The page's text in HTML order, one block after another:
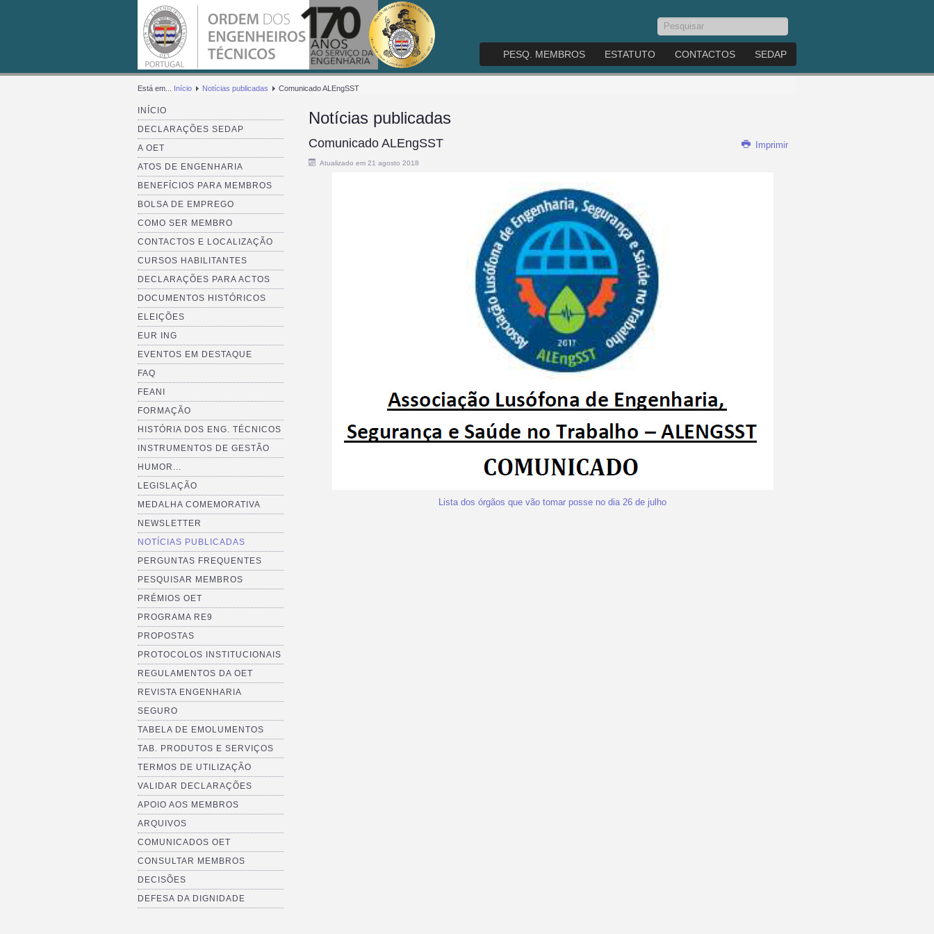
Pesquisar...
PESQ. MEMBROS ESTATUTO CONTACTOS SEDAP
Está em... Início Notícias publicadas Comunicado ALEngSST
INÍCIO
DECLARAÇÕES SEDAP
A OET
ATOS DE ENGENHARIA
BENEFÍCIOS PARA MEMBROS
BOLSA DE EMPREGO
COMO SER MEMBRO
CONTACTOS E LOCALIZAÇÃO
CURSOS HABILITANTES
DECLARAÇÕES PARA ACTOS
DOCUMENTOS HISTÓRICOS
ELEIÇÕES
EUR ING
EVENTOS EM DESTAQUE
FAQ
FEANI
FORMAÇÃO
HISTÓRIA DOS ENG. TÉCNICOS
INSTRUMENTOS DE GESTÃO
HUMOR...
LEGISLAÇÃO
MEDALHA COMEMORATIVA
NEWSLETTER
NOTÍCIAS PUBLICADAS
PERGUNTAS FREQUENTES
PESQUISAR MEMBROS
PRÉMIOS OET
PROGRAMA RE9
PROPOSTAS
PROTOCOLOS INSTITUCIONAIS
REGULAMENTOS DA OET
REVISTA ENGENHARIA
SEGURO
TABELA DE EMOLUMENTOS
TAB. PRODUTOS E SERVIÇOS
TERMOS DE UTILIZAÇÃO
VALIDAR DECLARAÇÕES
APOIO AOS MEMBROS
ARQUIVOS
COMUNICADOS OET
CONSULTAR MEMBROS
DECISÕES
DEFESA DA DIGNIDADE
Notícias publicadas
Imprimir
Comunicado ALEngSST
Atualizado em 21 agosto 2018
Lista dos órgãos que vão tomar posse no dia 26 de julho